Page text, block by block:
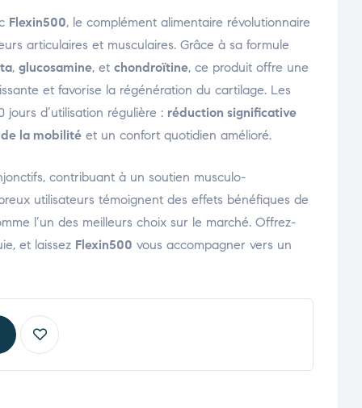
Flexin500, le complément alimentaire révolutionnaire
articulaires et musculaires. Grâce à sa formule
, glucosamine, et chondroïtine, ce produit offre une
et favorise la régénération du cartilage. Les
jours d’utilisation régulière : réduction significative
la mobilité et un confort quotidien amélioré.
contribuant à un soutien musculo-
utilisateurs témoignent des effets bénéfiques de
l’un des meilleurs choix sur le marché. Offrez-
et laissez Flexin500 vous accompagner vers un